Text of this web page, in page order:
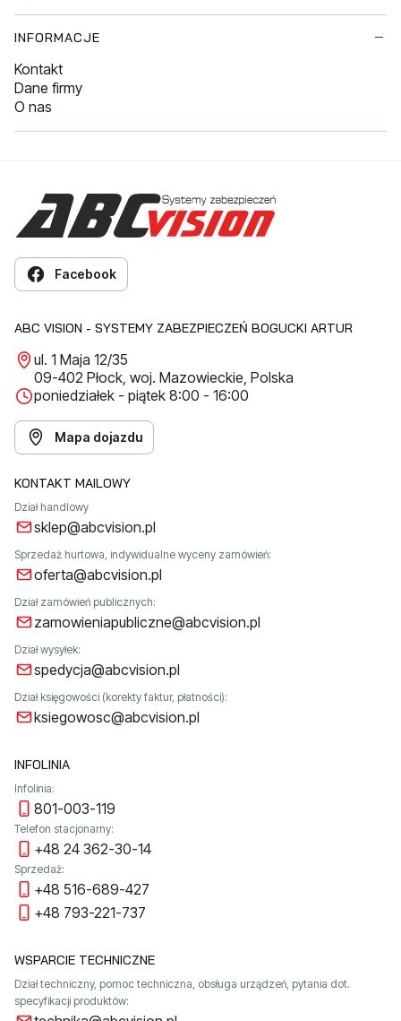
INFORMACJE
Kontakt
Dane firmy
O nas
Facebook
ABC VISION - SYSTEMY ZABEZPIECZEŃ BOGUCKI ARTUR
ul. 1 Maja 12/35
09-402 Płock, woj. Mazowieckie, Polska
poniedziałek - piątek 8:00 - 16:00
Mapa dojazdu
KONTAKT MAILOWY
Dział handlowy
sklep@abcvision.pl
Sprzedaż hurtowa, indywidualne wyceny zamówień:
oferta@abcvision.pl
Dział zamówień publicznych:
zamowieniapubliczne@abcvision.pl
Dział wysyłek:
spedycja@abcvision.pl
Dział księgowości (korekty faktur, płatności):
ksiegowosc@abcvision.pl
INFOLINIA
Infolinia:
801-003-119
Telefon stacjonarny:
+48 24 362-30-14
Sprzedaż:
+48 516-689-427
+48 793-221-737
WSPARCIE TECHNICZNE
Dział techniczny, pomoc techniczna, obsługa urządzeń, pytania dot.
specyfikacji produktów: